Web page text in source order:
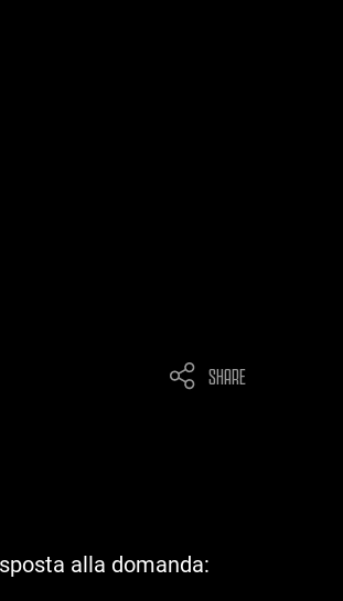
SHARE
alla domanda: